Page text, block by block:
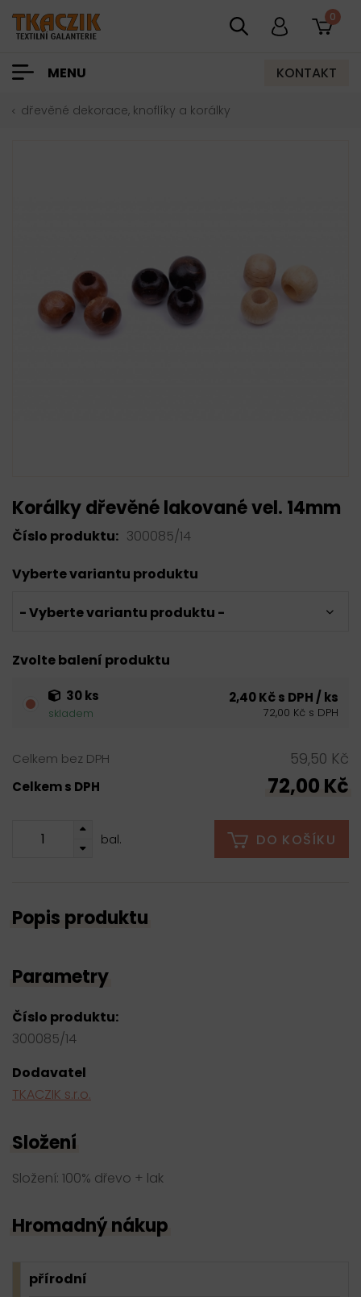
0
MENU KONTAKT
dřevěné dekorace, knoflíky a korálky
Korálky dřevěné lakované vel. 14mm
Číslo produktu: 300085/14
Vyberte variantu produktu
- Vyberte variantu produktu -
Zvolte balení produktu
30 ks
skladem
2,40 Kč s DPH / ks
72,00 Kč s DPH
Celkem bez DPH 59,50 Kč
Celkem s DPH 72,00 Kč
bal. DO KOŠÍKU
Popis produktu
Parametry
Číslo produktu:
300085/14
Dodavatel
TKACZIK s.r.o.
Složení
Složení: 100% dřevo + lak
Hromadný nákup
přírodní